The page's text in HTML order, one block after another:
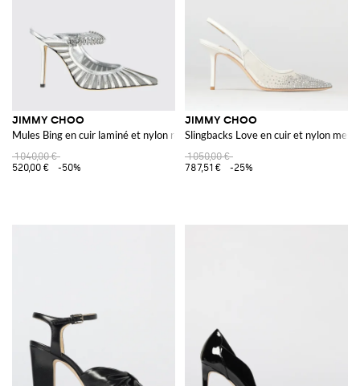
JIMMY CHOO
Mules Bing en cuir laminé et nylon résille avec strass
1 040,00 €
520,00 €
-50%
JIMMY CHOO
Slingbacks Love en cuir et nylon
1 050,00 €
787,51 €
-25%